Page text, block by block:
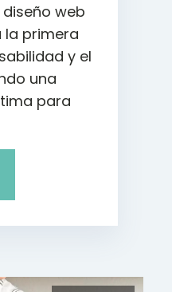
diseño web
la primera
y el
una
para